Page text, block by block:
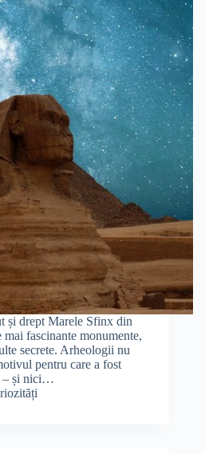
și drept Marele Sfinx din
fascinante monumente,
secrete. Arheologii nu
pentru care a fost
– și nici…